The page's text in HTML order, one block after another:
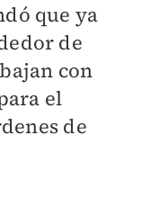
que ya
de
con
el
de